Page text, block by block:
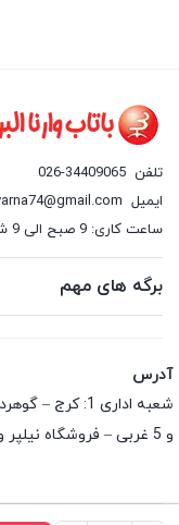
تلفن 026-34409065
ایمیل
ساعت کاری: 9 صبح الی 9 شب هر روز هفته
برگه های مهم
آدرس
و 5 غربی – فروشگاه نیلپر و لیو